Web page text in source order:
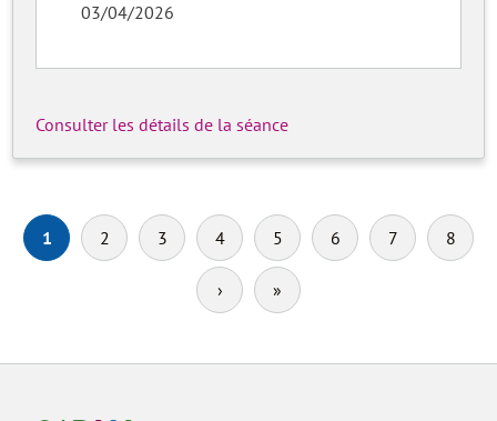
03/04/2026
Consulter les détails de la séance
Pagination
1 2 3 4 5 6 7 8
› Page
» Dernière